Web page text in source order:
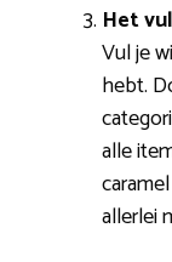
Het
Vul je
hebt.
alle
allerlei